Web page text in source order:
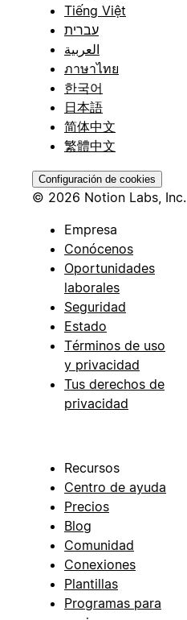
Tiếng Việt
עברית
العربية
ภาษาไทย
한국어
日本語
简体中文
繁體中文
Configuración de cookies
© 2026 Notion Labs, Inc.
Empresa
Conócenos
Oportunidades
laborales
Seguridad
Estado
Términos de uso
y privacidad
Tus derechos de
privacidad
Recursos
Centro de ayuda
Precios
Blog
Comunidad
Conexiones
Plantillas
Programas para